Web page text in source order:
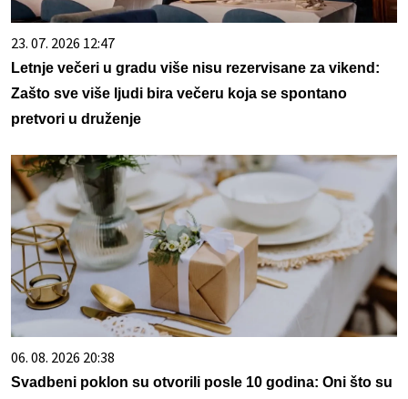
23. 07. 2026 12:47
Letnje večeri u gradu više nisu rezervisane za vikend:
Zašto sve više ljudi bira večeru koja se spontano
pretvori u druženje
06. 08. 2026 20:38
Svadbeni poklon su otvorili posle 10 godina: Oni što su